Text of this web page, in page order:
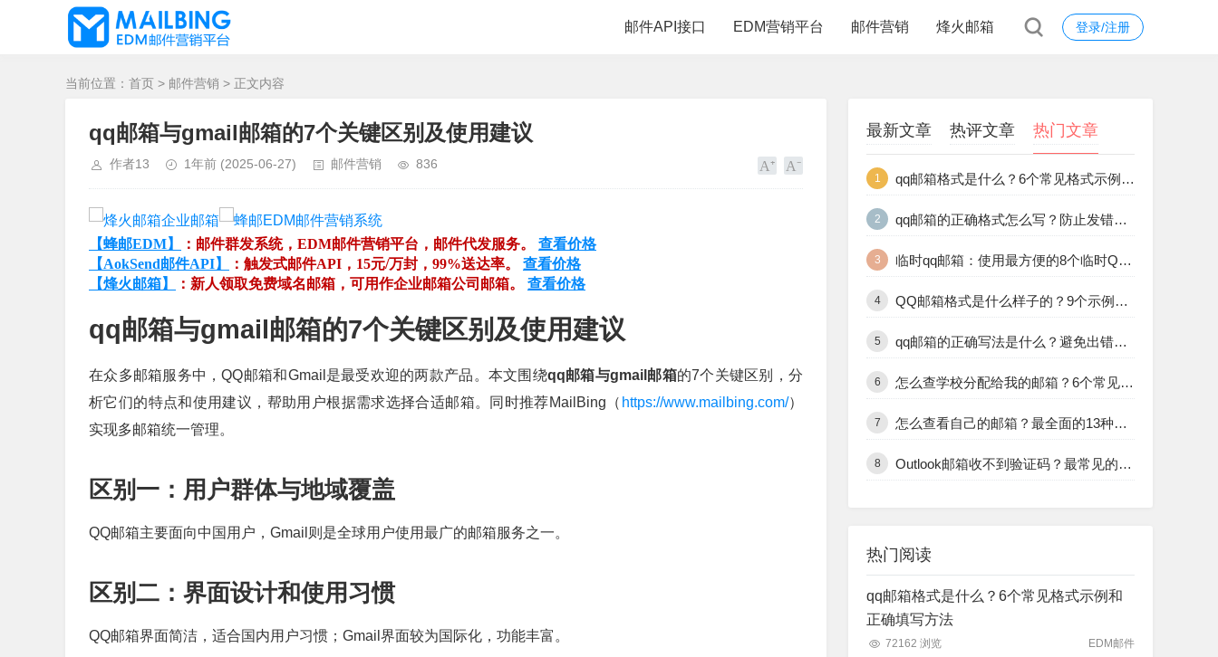
登录/注册
邮件API接口 EDM营销平台 邮件营销 烽火邮箱
当前位置： 首页 > 邮件营销 > 正文内容
qq邮箱与gmail邮箱的7个关键区别及使用建议
作者13 1年前 (2025-06-27) 邮件营销 836
【蜂邮EDM】 ：邮件群发系统，EDM邮件营销平台，邮件代发服务。 查看价格
【AokSend邮件API】
：触发式邮件API，15元/万封，99%送达率。 查看价格
【烽火邮箱】
：新人领取免费域名邮箱，可用作企业邮箱公司邮箱。 查看价格
qq邮箱与gmail邮箱的7个关键区别及使用建议
在众多邮箱服务中，QQ邮箱和Gmail是最受欢迎的两款产品。本文围绕qq邮箱与gmail邮箱的7个关键区别，分
析它们的特点和使用建议，帮助用户根据需求选择合适邮箱。同时推荐MailBing（ https://www.mailbing.com/）
实现多邮箱统一管理。
区别一：用户群体与地域覆盖
QQ邮箱主要面向中国用户，Gmail则是全球用户使用最广的邮箱服务之一。
区别二：界面设计和使用习惯
QQ邮箱界面简洁，适合国内用户习惯；Gmail界面较为国际化，功能丰富。
最新文章 热评文章 热门文章
1 qq邮箱格式是什么？6个常见格式示例和正确填写方法
2 qq邮箱的正确格式怎么写？防止发错的10个格式规范解析
3 临时qq邮箱：使用最方便的8个临时QQ邮箱工具推荐合集
4 QQ邮箱格式是什么样子的？9个示例让你一目了然
5 qq邮箱的正确写法是什么？避免出错的9个标准格式说明
6 怎么查学校分配给我的邮箱？6个常见途径教你快速查找学校邮箱
7 怎么查看自己的邮箱？最全面的13种邮箱查看方式和技巧
8 Outlook邮箱收不到验证码？最常见的12个原因及解决办法
热门阅读
qq邮箱格式是什么？6个常见格式示例和
正确填写方法
72162 浏览 EDM邮件